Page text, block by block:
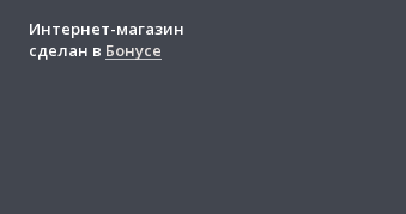
Интернет-магазин
сделан в Бонусе